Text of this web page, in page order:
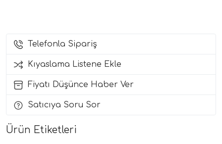
Telefonla Sipariş
Kıyaslama Listene Ekle
Fiyatı Düşünce Haber Ver
Satıcıya Soru Sor
Ürün Etiketleri